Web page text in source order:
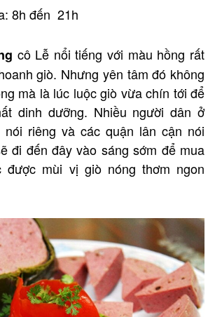
8h đến 21h
cô Lễ nổi tiếng với màu hồng rất
giò. Nhưng yên tâm đó không
mà là lúc luộc giò vừa chín tới để
dinh dưỡng. Nhiều người dân ở
nói riêng và các quận lân cận nói
đi đến đây vào sáng sớm để mua
được mùi vị giò nóng thơm ngon